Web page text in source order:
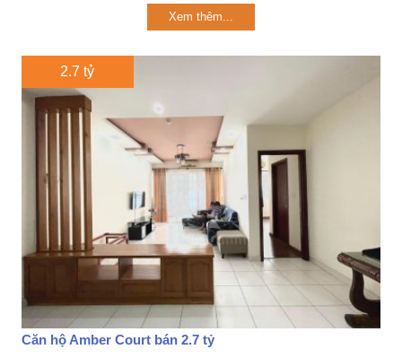
Xem thêm...
2.7 tỷ
Căn hộ Amber Court bán 2.7 tỷ